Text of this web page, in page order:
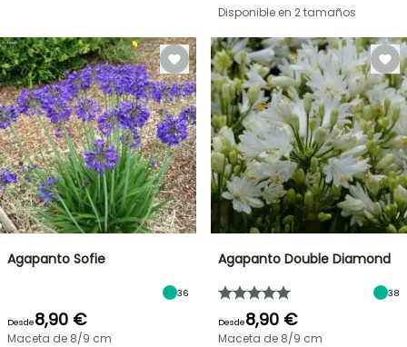
Disponible en 2 tamaños
Agapanto Sofie
36
Desde8,90 €
Maceta de 8/9 cm
Agapanto Double Diamond
38
Desde8,90 €
Maceta de 8/9 cm